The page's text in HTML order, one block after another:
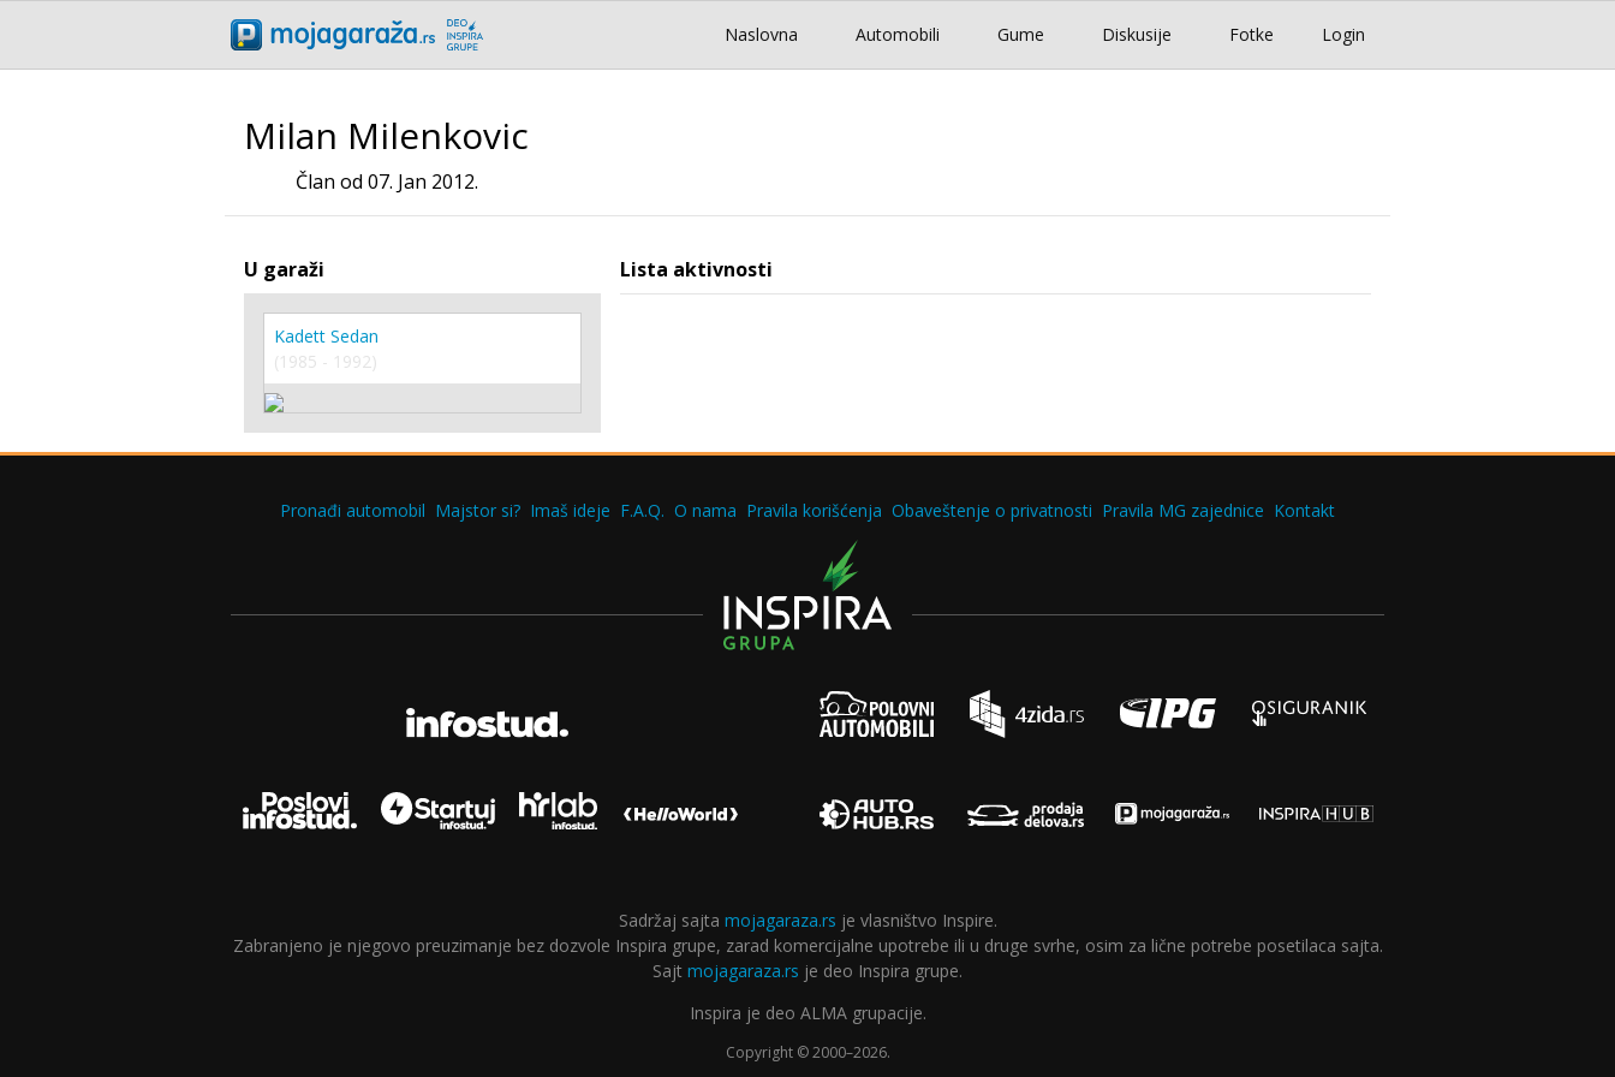
Login
Naslovna Automobili Gume Diskusije Fotke
Milan Milenkovic
Član od 07. Jan 2012.
U garaži
Kadett Sedan
(1985 - 1992)
Lista aktivnosti
Pronađi automobil Majstor si? Imaš ideje F.A.Q. O nama Pravila korišćenja Obaveštenje o privatnosti Pravila MG zajednice Kontakt
Sadržaj sajta mojagaraza.rs je vlasništvo Inspire.
Zabranjeno je njegovo preuzimanje bez dozvole Inspira grupe, zarad komercijalne upotrebe ili u druge svrhe, osim za lične potrebe posetilaca sajta.
Sajt mojagaraza.rs je deo Inspira grupe.
Inspira je deo ALMA grupacije.
Copyright © 2000–2026.